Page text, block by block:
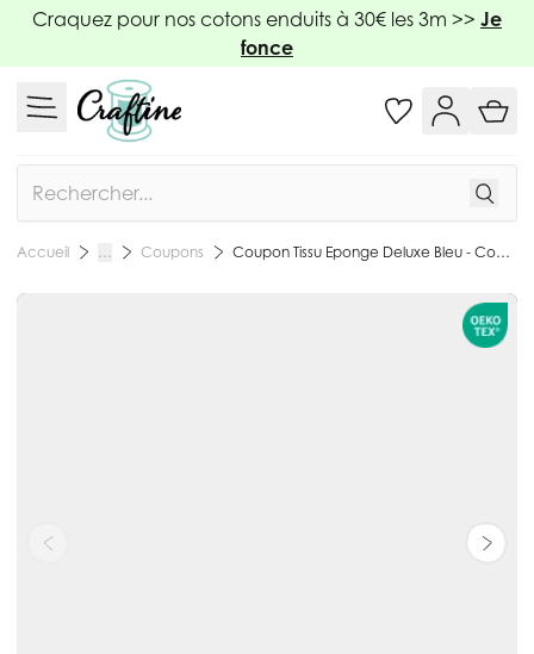
Allez au contenu
Craquez pour nos cotons enduits à 30€ les 3m >> Je
fonce
Accueil … Coupons Coupon Tissu Eponge Deluxe Bleu - Coupon de 20 cm